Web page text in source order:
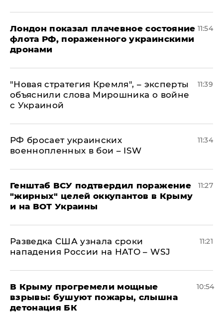
Лондон показал плачевное состояние
флота РФ, пораженного украинскими
дронами
11:54
"Новая стратегия Кремля", – эксперты
объяснили слова Мирошника о войне
с Украиной
11:39
РФ бросает украинских
военнопленных в бои – ISW
11:34
Генштаб ВСУ подтвердил поражение
"жирных" целей оккупантов в Крыму
и на ВОТ Украины
11:27
Разведка США узнала сроки
нападения России на НАТО – WSJ
11:21
В Крыму прогремели мощные
взрывы: бушуют пожары, слышна
детонация БК
10:54